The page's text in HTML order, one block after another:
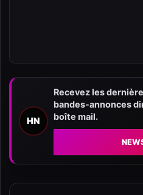
HN
Recevez les
bandes-annonces
boîte mail.